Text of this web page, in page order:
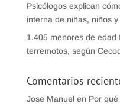
Psicólogos explican
interna de niñas, niños
1.405 menores de
terremotos, según
Comentarios
Jose Manuelen Por